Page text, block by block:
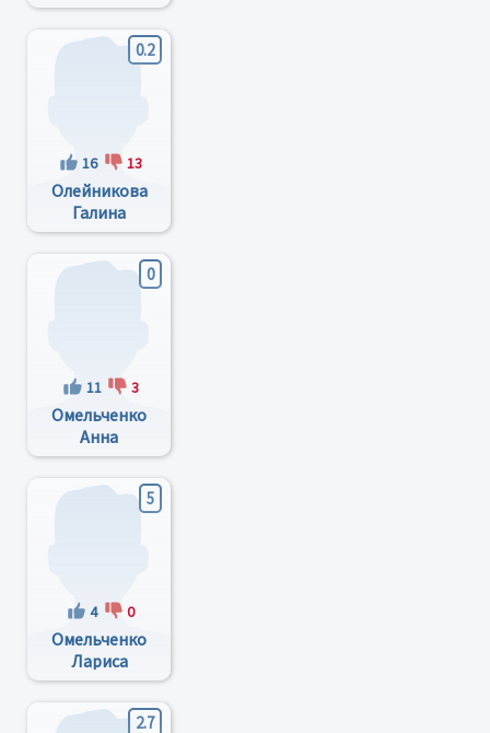
0.2
16 13
Олейникова
Галина
Александровна
0
11 3
Омельченко
Анна
Михайловна
5
4 0
Омельченко
Лариса
Петровна
2.7